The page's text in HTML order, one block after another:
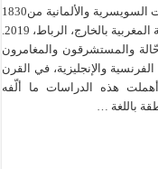
رضوان ضاوي، تمثلات الثقافة المغربية في المؤلفات السويسرية والألمانية من1830
إلى 1911. (دراسة مقارنة)، منشورات مجلس الجالية المغربية بالخارج، الرباط، 2019.
والمستشرقون والمغامرون
والإنجليزية، في القرن
هذه الدراسات ما ألّفه
باللغة …